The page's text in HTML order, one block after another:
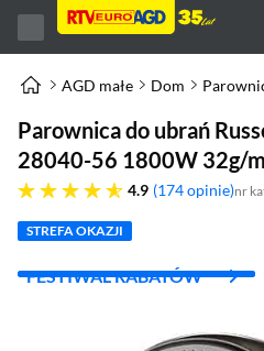
AGD małe Dom
Parownica do ubrań
28040-56 1800W 32g/
4.9
4.9 gwiazdek 174 opinie nr
STREFA OKAZJI
FESTIWAL RABATÓW